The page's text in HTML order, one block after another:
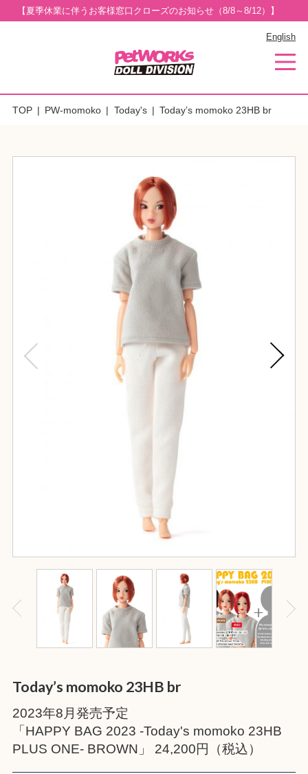
【夏季休業に伴うお客様窓口クローズのお知らせ（8/8～8/12）】
English
TOP PW-momoko Today's Today’s momoko 23HB br
Today’s momoko 23HB br
2023年8月発売予定
「HAPPY BAG 2023 -Today's momoko 23HB
PLUS ONE- BROWN」 24,200円（税込）